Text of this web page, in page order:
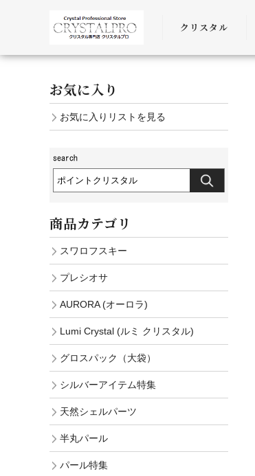
クリスタル
SWAROVSKI
お気に入り
お気に入りリストを見る
商品カテゴリ
スワロフスキー
プレシオサ
AURORA (オーロラ)
Lumi Crystal (ルミ クリスタル)
グロスパック（大袋）
シルバーアイテム特集
天然シェルパーツ
半丸パール
パール特集